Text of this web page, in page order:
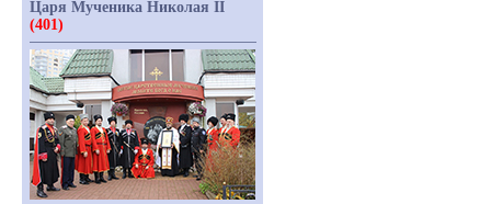
Царя Мученика Николая II
(401)